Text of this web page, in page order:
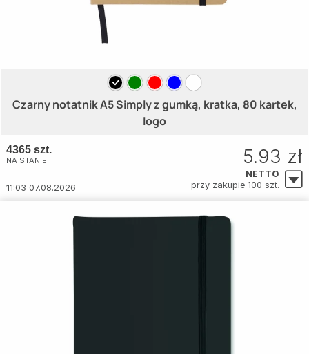
Czarny notatnik A5 Simply z gumką, kratka, 80 kartek,
logo
4365 szt.
NA STANIE
11:03 07.08.2026
5.93 zł
NETTO
przy zakupie 100 szt.